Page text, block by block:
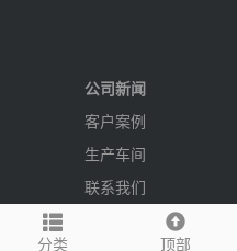
分类 顶部
公司新闻
客户案例
生产车间
联系我们